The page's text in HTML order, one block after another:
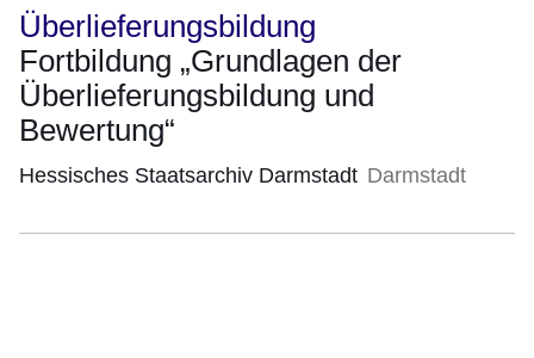
März
Überlieferungsbildung
Fortbildung „Grundlagen der
Überlieferungsbildung und
Bewertung“
Hessisches Staatsarchiv Darmstadt Darmstadt